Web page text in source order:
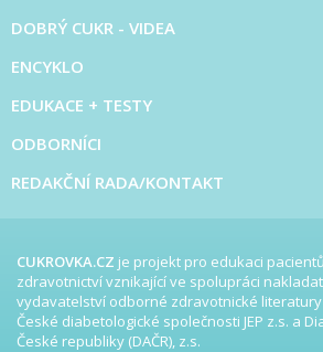
DOBRÝ CUKR - VIDEA
ENCYKLO
EDUKACE + TESTY
ODBORNÍCI
REDAKČNÍ RADA/KONTAKT
CUKROVKA.CZ je projekt pro edukaci
zdravotnictví vznikající ve spolupráci
vydavatelství odborné zdravotnické literatury
České diabetologické společnosti JEP z.s. a
České republiky (DAČR), z.s.